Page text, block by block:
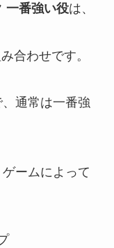
一番強い役は、
合わせです。
通常は一番強
ームによって